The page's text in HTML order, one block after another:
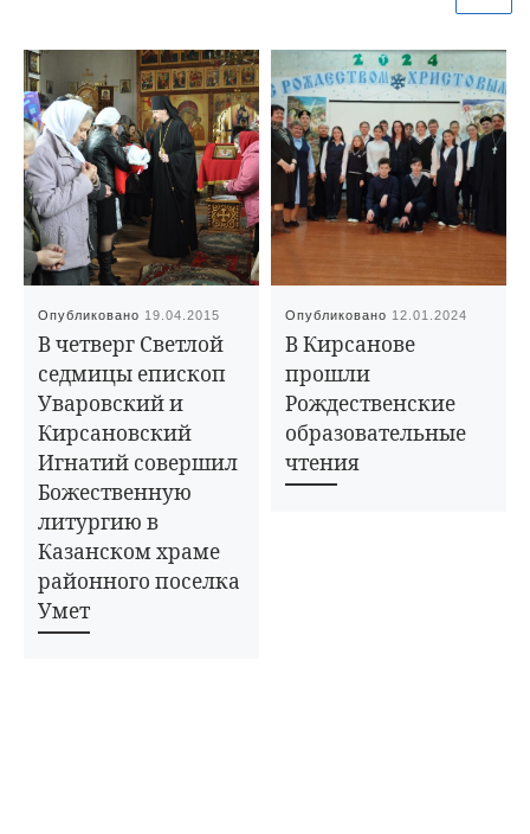
Опубликовано 19.04.2015
В четверг Светлой
седмицы епископ
Уваровский и
Кирсановский
Игнатий совершил
Божественную
литургию в
Казанском храме
районного поселка
Умет
Опубликовано 12.01.2024
В Кирсанове
прошли
Рождественские
образовательные
чтения